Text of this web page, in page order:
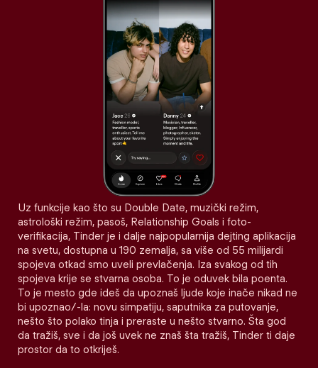
Uz funkcije kao što su Double Date, muzički režim,
astrološki režim, pasoš, Relationship Goals i foto-
verifikacija, Tinder je i dalje najpopularnija dejting aplikacija
na svetu, dostupna u 190 zemalja, sa više od 55 milijardi
spojeva otkad smo uveli prevlačenja. Iza svakog od tih
spojeva krije se stvarna osoba. To je oduvek bila poenta.
To je mesto gde ideš da upoznaš ljude koje inače nikad ne
bi upoznao/-la: novu simpatiju, saputnika za putovanje,
nešto što polako tinja i preraste u nešto stvarno. Šta god
da tražiš, sve i da još uvek ne znaš šta tražiš, Tinder ti daje
prostor da to otkriješ.